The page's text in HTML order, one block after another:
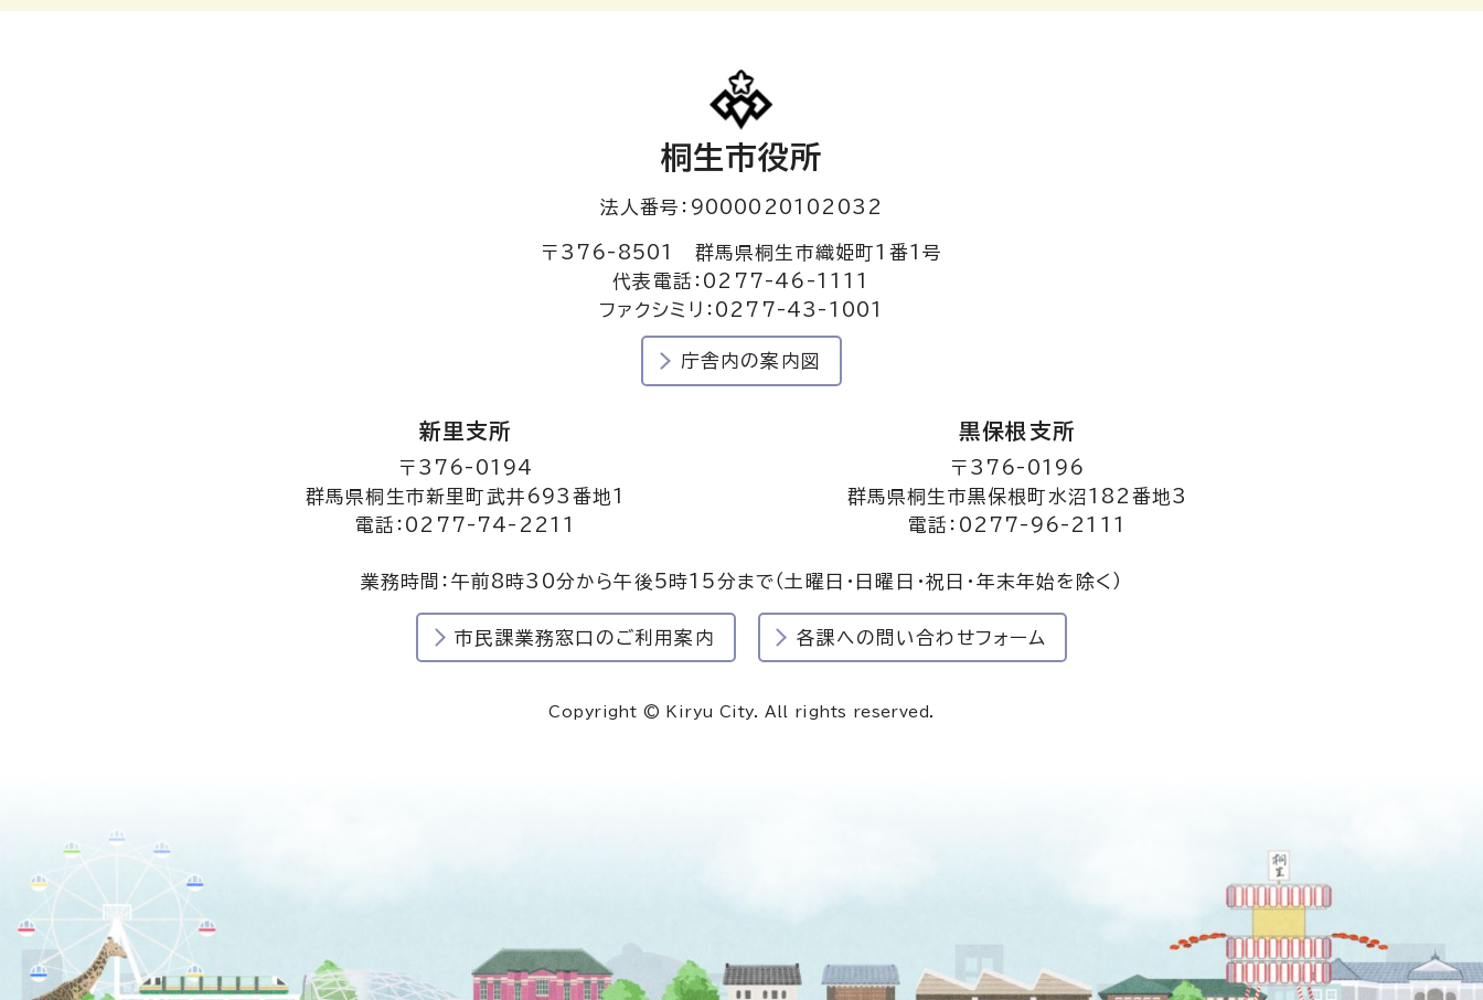
桐生市役所
法人番号：9000020102032
〒376-8501 群馬県桐生市織姫町1番1号
代表電話：0277-46-1111
ファクシミリ：0277-43-1001
庁舎内の案内図
新里支所
〒376-0194
群馬県桐生市新里町武井693番地1
電話：0277-74-2211
黒保根支所
〒376-0196
群馬県桐生市黒保根町水沼182番地3
電話：0277-96-2111
業務時間：午前8時30分から午後5時15分まで（土曜日・日曜日・祝日・年末年始を除く）
市民課業務窓口のご利用案内 各課への問い合わせフォーム
Copyright © Kiryu City. All rights reserved.